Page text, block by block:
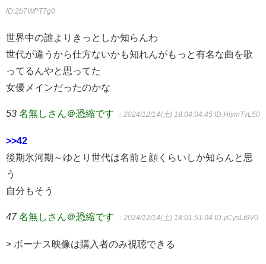
ID:2b7WPT7g0
世界中の誰よりきっとしか知らんわ
世代が違うから仕方ないかも知れんがもっと有名な曲を歌
ってるんやと思ってた
女優メインだったのかな
53 名無しさん＠恐縮です ：2024/12/14(土) 18:04:04.45 ID:HiymTvL50
>>42
後期氷河期～ゆとり世代は名前と顔くらいしか知らんと思
う
自分もそう
47 名無しさん＠恐縮です ：2024/12/14(土) 18:01:51.04 ID:yCysLt6V0
> ボーナス映像は購入者のみ視聴できる